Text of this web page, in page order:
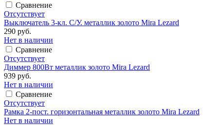
Сравнение
Отсутствует
Выключатель 3-кл. С/У. металлик золото Mira Lezard
290 руб.
Нет в наличии
Сравнение
Отсутствует
Диммер 800Вт металлик золото Mira Lezard
939 руб.
Нет в наличии
Сравнение
Отсутствует
Рамка 2-пост. горизонтальная металлик золото Mira Lezard
Нет в наличии